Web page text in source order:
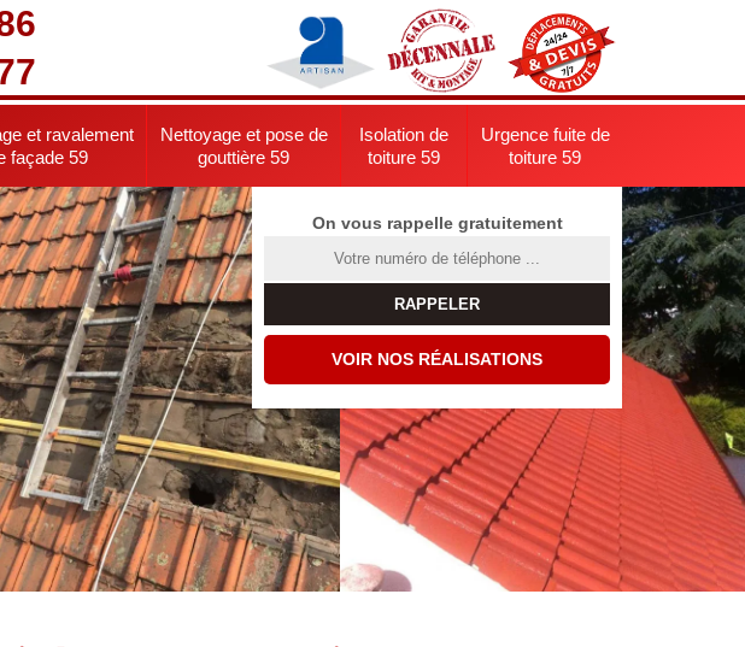
et ravalement
façade 59
Nettoyage et pose de
gouttière 59
Isolation de
toiture 59
Urgence fuite de
toiture 59
On vous rappelle gratuitement
VOIR NOS RÉALISATIONS